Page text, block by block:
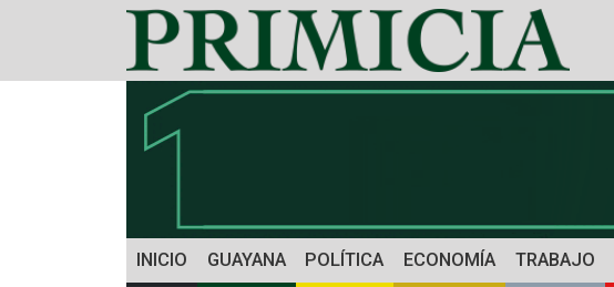
INICIO GUAYANA POLÍTICA ECONOMÍA TRABAJO